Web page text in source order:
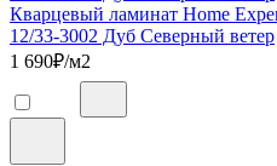
Кварцевый ламинат Home
12/33-3002 Дуб Северный ветер
1 690₽/м2